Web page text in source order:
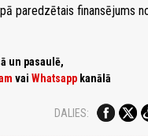
paredzētais finansējums
un pasaulē,
vai Whatsapp kanālā
DALIES: